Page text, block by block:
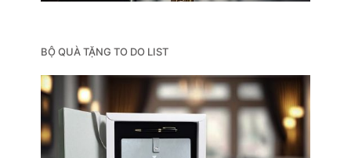
BỘ QUÀ TẶNG TO DO LIST